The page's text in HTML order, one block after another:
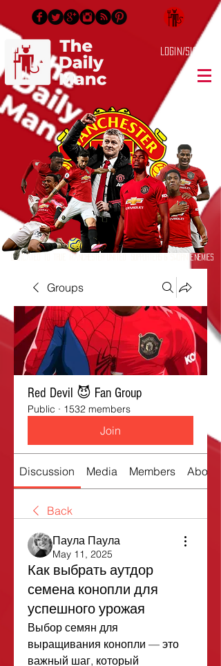
Login/Sign up
Dedicated to True Manchester United Supporters & Sworn Enemies
Groups
Red Devil 😈 Fan Group
Public · 1532 members
Join
Discussion Media Members About
Back
Паула Паула
May 11, 2025
Как выбрать аутдор
семена конопли для
успешного урожая
Выбор семян для
выращивания конопли — это
важный шаг, который